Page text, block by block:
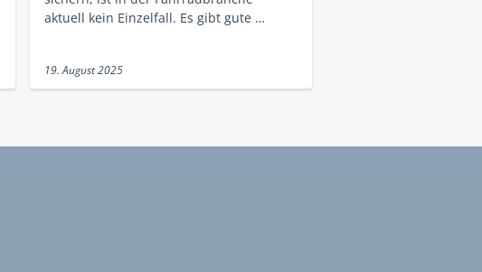
aktuell kein Einzelfall. Es gibt gute …
19. August 2025